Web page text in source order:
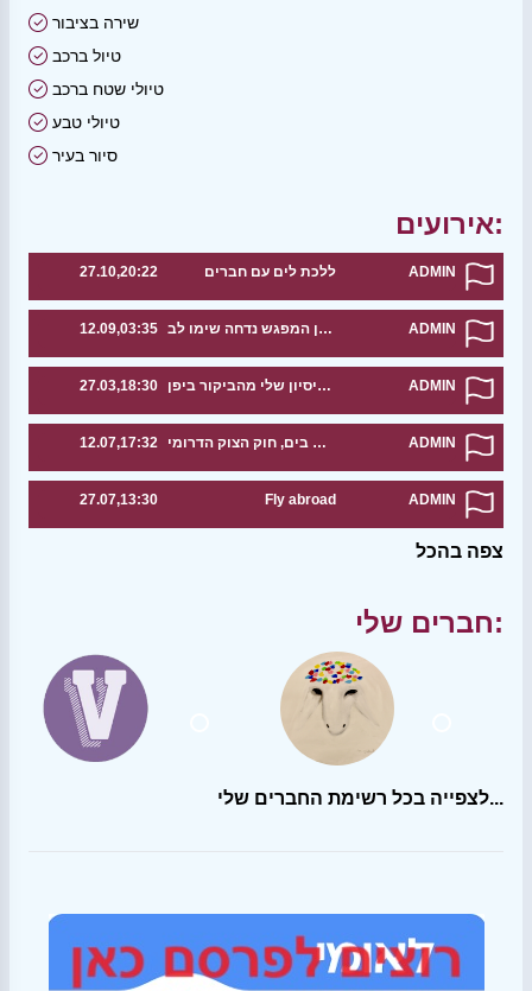
שירה בציבור
טיול ברכב
טיולי שטח ברכב
טיולי טבע
סיור בעיר
אירועים:
27.10,20:22 ללכת לים עם חברים ADMIN
12.09,03:35 רשמים ועיצות לגבי טיול ליפן המפגש נדחה שימו לב ADMIN
27.03,18:30 אשמח לשתף את הניסיון שלי מהביקור ביפן ADMIN
12.07,17:32 מפגש בים, חוק הצוק הדרומי ADMIN
27.07,13:30 Fly abroad ADMIN
צפה בהכל
חברים שלי:
לצפייה בכל רשימת החברים שלי...